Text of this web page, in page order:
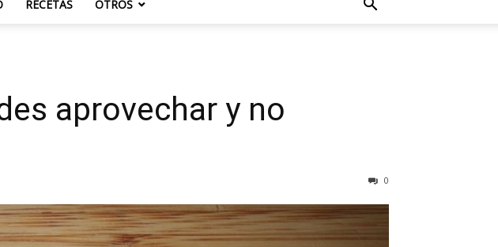
RECETAS OTROS
aprovechar y no
0